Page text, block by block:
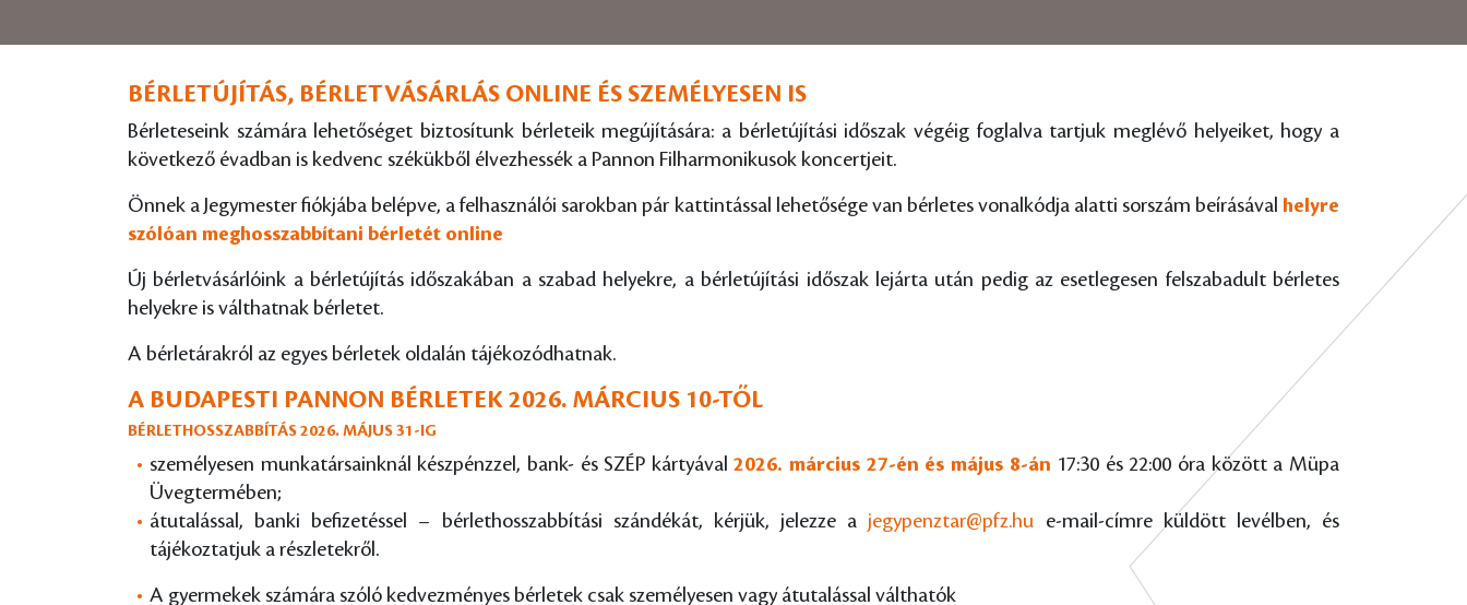
BÉRLETÚJÍTÁS, BÉRLETVÁSÁRLÁS ONLINE ÉS SZEMÉLYESEN IS
Bérleteseink számára lehetőséget biztosítunk bérleteik megújítására: a bérletújítási időszak végéig foglalva tartjuk meglévő helyeiket, hogy a
következő évadban is kedvenc székükből élvezhessék a Pannon Filharmonikusok koncertjeit.
Önnek a Jegymester fiókjába belépve, a felhasználói sarokban pár kattintással lehetősége van bérletes vonalkódja alatti sorszám beírásával helyre
szólóan meghosszabbítani bérletét online
Új bérletvásárlóink a bérletújítás időszakában a szabad helyekre, a bérletújítási időszak lejárta után pedig az esetlegesen felszabadult bérletes
helyekre is válthatnak bérletet.
A bérletárakról az egyes bérletek oldalán tájékozódhatnak.
A BUDAPESTI PANNON BÉRLETEK 2026. MÁRCIUS 10-TŐL
BÉRLETHOSSZABBÍTÁS 2026. MÁJUS 31-IG
személyesen munkatársainknál készpénzzel, bank- és SZÉP kártyával2026. március 27-én és május 8-án 17:30 és 22:00 óra között a Müpa
Üvegtermében;
átutalással, banki befizetéssel – bérlethosszabbítási szándékát, kérjük, jelezze a jegypenztar@pfz.hu e-mail-címre küldött levélben, és
tájékoztatjuk a részletekről.
A gyermekek számára szóló kedvezményes bérletek csak személyesen vagy átutalással válthatók